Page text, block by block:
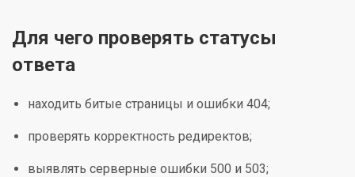
Для чего проверять статусы
ответа
находить битые страницы и ошибки 404;
проверять корректность редиректов;
выявлять серверные ошибки 500 и 503;